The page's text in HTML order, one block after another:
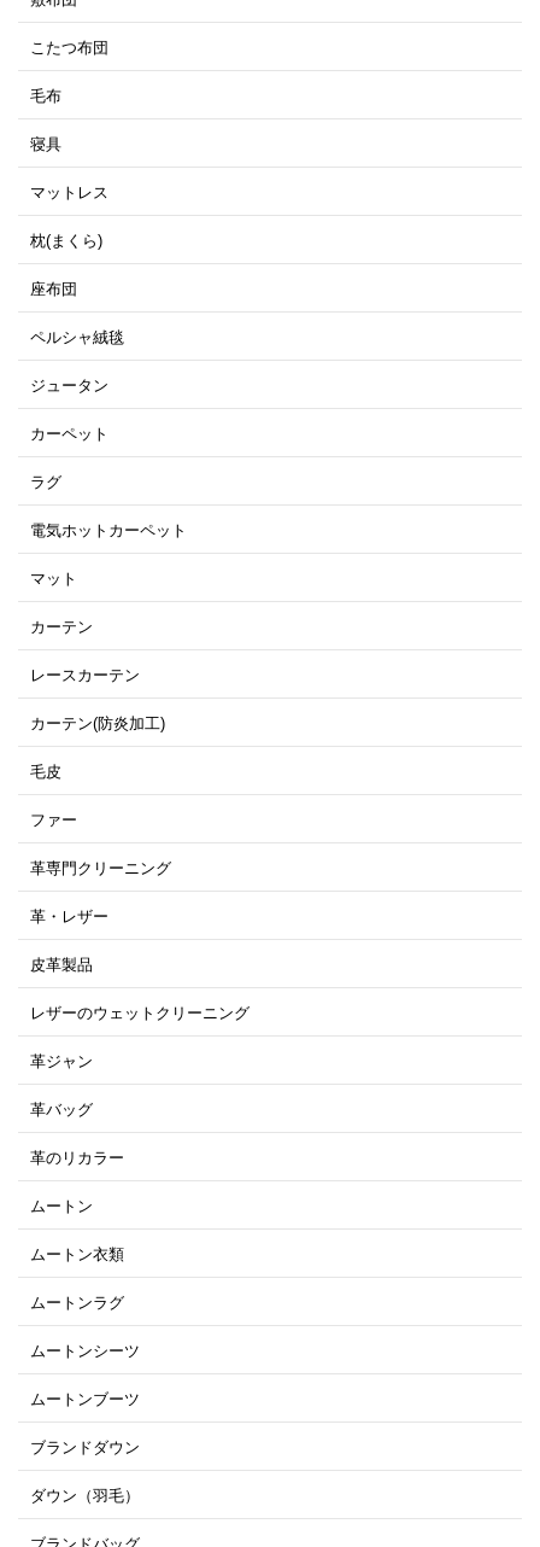
こたつ布団
毛布
寝具
マットレス
枕(まくら)
座布団
ペルシャ絨毯
ジュータン
カーペット
ラグ
電気ホットカーペット
マット
カーテン
レースカーテン
カーテン(防炎加工)
毛皮
ファー
革専門クリーニング
革・レザー
皮革製品
レザーのウェットクリーニング
革ジャン
革バッグ
革のリカラー
ムートン
ムートン衣類
ムートンラグ
ムートンシーツ
ムートンブーツ
ブランドダウン
ダウン（羽毛）